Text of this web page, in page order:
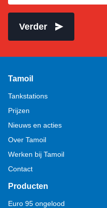
Verder
Tamoil
Tankstations
Prijzen
Nieuws en acties
Over Tamoil
Werken bij Tamoil
Contact
Producten
Euro 95 ongelood